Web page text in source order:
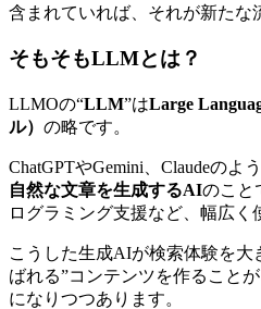
含まれていれば、それが新たな
そもそもLLMとは？
LLMOの“LLM”はLarge
ル） の略です。
ChatGPTやGemini、Claudeのよう
自然な文章を生成するAIのこと
ログラミング支援など、幅広く
こうした生成AIが検索体験を大
ばれる”コンテンツを作ること
になりつつあります。